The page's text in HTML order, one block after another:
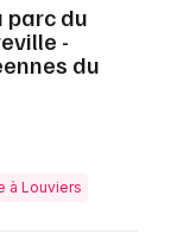
parc du
-
du
à Louviers